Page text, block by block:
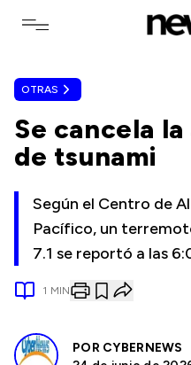
Toggle navigation menu
OTRAS
Se cancela
de tsunami
Según el Centro de
Pacífico, un
7.1 se reportó a las
1 MIN
POR CYBERNEWS